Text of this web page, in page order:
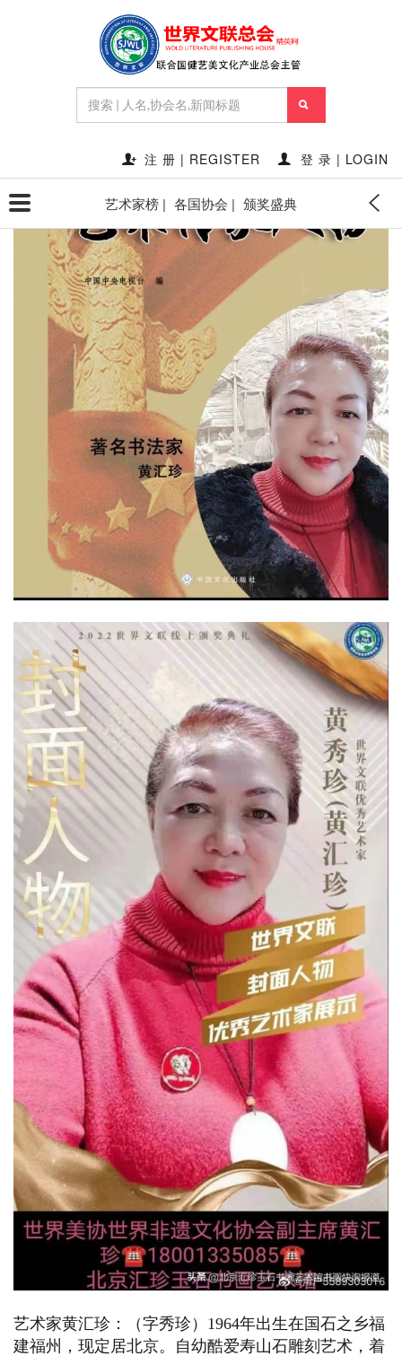
注 册 | REGISTER 登 录 | LOGIN
艺术家榜 | 各国协会 | 颁奖盛典
书法艺术家黄汇珍
2023-07-04 21:14:21
秘书处SECRETARY'S OFFICE
艺术家黄汇珍：（字秀珍）1964年出生在国石之乡福
建福州，现定居北京。自幼酷爱寿山石雕刻艺术，着